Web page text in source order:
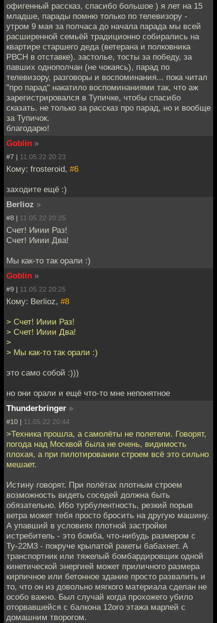
офигенный рассказ, спасибо большое ) я лет на 15
младше, парады помню только по телевизору -
утром 9 мая за полчаса до начала парада мы всей
расширенной семьёй традиционно собирались на
квартире старшего деда (ветерана и полковника
РВСН в отставке). застолье, тосты за победу, за
павших однополчан (не чокаясь), парад по
телевизору, разговоры и воспоминания... пока читал
"про парад" накатило воспоминаниями так, что аж
зарегистрировался в Тупичке, чтобы спасибо
сказать. не только за рассказ про парад, но и вообще
за Тупичок.
благодарю!
Goblin »
#7 | 11.05.22 20:23
Кому: frosteroid, #6
заходите ещё :)
Berlioz »
#8 | 11.05.22 20:25
Счет! Ииии Раз!
Счет! Ииии Два!
Мы как-то так орали :)
Goblin »
#9 | 11.05.22 20:25
Кому: Berlioz, #8
> Счет! Ииии Раз!
> Счет! Ииии Два!
>
> Мы как-то так орали :)
это само собой :)))
но они орали и ещё что-то мне непонятное
Thunderbringer »
#10 | 11.05.22 20:44
>Техника прошла, а самолёты не полетели. Говорят,
погода над Москвой была не очень, видимость
плохая, а при пилотировании строем всё это сильно
мешает.
Истину говорят. При полётах плотным строем
возможность видеть соседей должна быть
обязательно. Ибо турбулентность, резкий порыв
ветра может тебя просто бросить на другую машину.
А упавший в условиях плотной застройки
истребитель - это бомба, что-нибудь размером с
Ту-22М3 - покруче крылатой ракеты бабахнет. А
транспортник или тяжелый бомбардировщик одной
кинетической энергией может приличного размера
кирпичное или бетонное здание просто развалить и
то, что он из довольно мягкого материала сделан не
особо важно. Был случай когда прохожего убило
оторвавшейся с балкона 12ого этажа марлей с
домашним творогом.